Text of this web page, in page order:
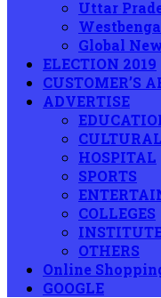
Uttar
Global
ELECTION 2019
CUSTOMER’S
ADVERTISE
CULTURAL
HOSPITAL
SPORTS
COLLEGES
OTHERS
Online
GOOGLE